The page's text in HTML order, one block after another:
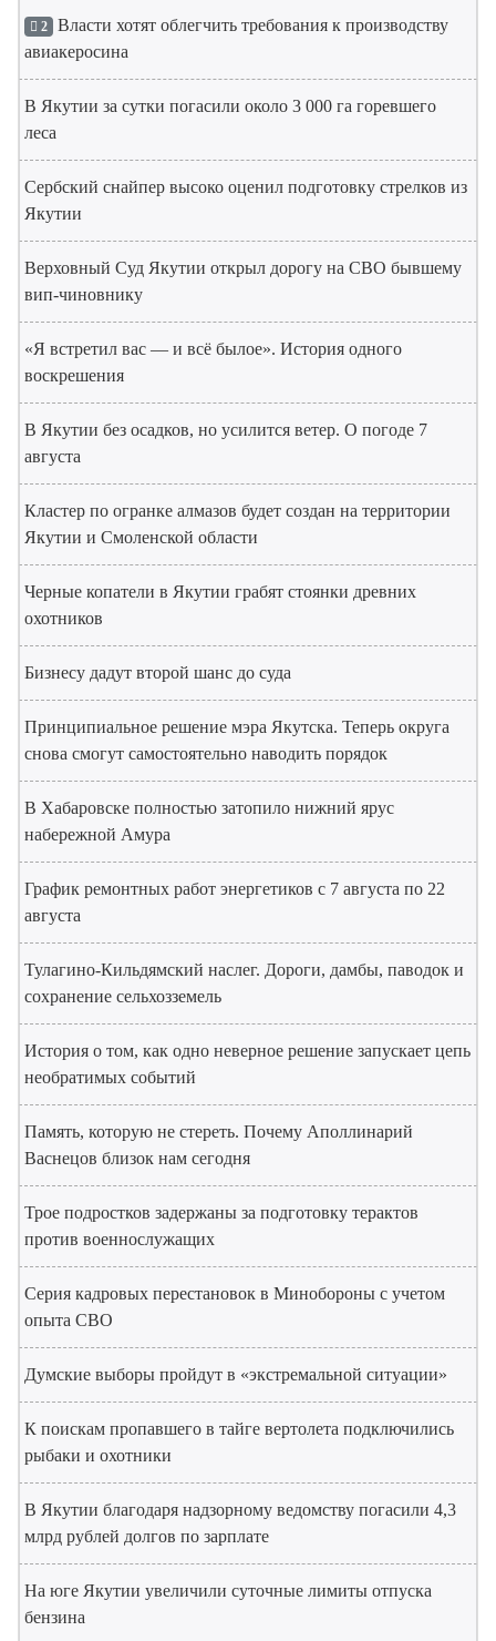
2 Власти хотят облегчить требования к производству
авиакеросина
В Якутии за сутки погасили около 3 000 га горевшего
леса
Сербский снайпер высоко оценил подготовку стрелков из
Якутии
Верховный Суд Якутии открыл дорогу на СВО бывшему
вип-чиновнику
«Я встретил вас — и всё былое». История одного
воскрешения
В Якутии без осадков, но усилится ветер. О погоде 7
августа
Кластер по огранке алмазов будет создан на территории
Якутии и Смоленской области
Черные копатели в Якутии грабят стоянки древних
охотников
Бизнесу дадут второй шанс до суда
Принципиальное решение мэра Якутска. Теперь округа
снова смогут самостоятельно наводить порядок
В Хабаровске полностью затопило нижний ярус
набережной Амура
График ремонтных работ энергетиков с 7 августа по 22
августа
Тулагино-Кильдямский наслег. Дороги, дамбы, паводок и
сохранение сельхозземель
История о том, как одно неверное решение запускает цепь
необратимых событий
Память, которую не стереть. Почему Аполлинарий
Васнецов близок нам сегодня
Трое подростков задержаны за подготовку терактов
против военнослужащих
Серия кадровых перестановок в Минобороны с учетом
опыта СВО
Думские выборы пройдут в «экстремальной ситуации»
К поискам пропавшего в тайге вертолета подключились
рыбаки и охотники
В Якутии благодаря надзорному ведомству погасили 4,3
млрд рублей долгов по зарплате
На юге Якутии увеличили суточные лимиты отпуска
бензина